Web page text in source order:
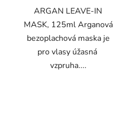
hvězdiček.
ARGAN LEAVE-IN
MASK, 125ml Arganová
bezoplachová maska je
pro vlasy úžasná
vzpruha....